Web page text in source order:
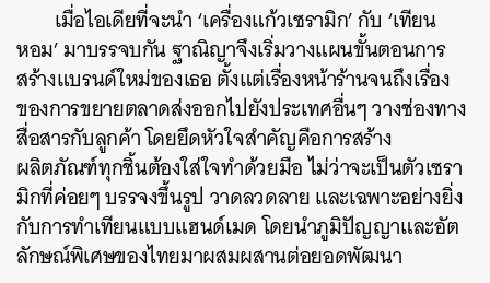
เมื่อไอเดียที่จะนำ ‘เครื่องแก้วเซรามิก’ กับ ‘เทียน
หอม’ มาบรรจบกัน ฐาณิญาจึงเริ่มวางแผนขั้นตอนการ
สร้างแบรนด์ใหม่ของเธอ ตั้งแต่เรื่องหน้าร้านจนถึงเรื่อง
ของการขยายตลาดส่งออกไปยังประเทศอื่นๆ วางช่องทาง
สื่อสารกับลูกค้า โดยยึดหัวใจสำคัญคือการสร้าง
ผลิตภัณฑ์ทุกชิ้นต้องใส่ใจทำด้วยมือ ไม่ว่าจะเป็นตัวเซรา
มิกที่ค่อยๆ บรรจงขึ้นรูป วาดลวดลาย และเฉพาะอย่างยิ่ง
กับการทำเทียนแบบแฮนด์เมด โดยนำภูมิปัญญาและอัต
ลักษณ์พิเศษของไทยมาผสมผสานต่อยอดพัฒนา